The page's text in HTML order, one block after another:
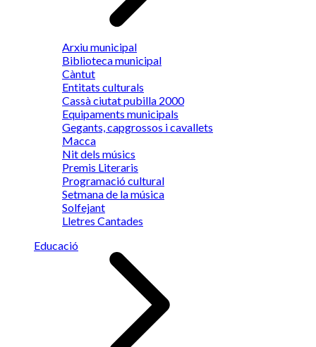
Arxiu municipal
Biblioteca municipal
Càntut
Entitats culturals
Cassà ciutat pubilla 2000
Equipaments municipals
Gegants, capgrossos i cavallets
Macca
Nit dels músics
Premis Literaris
Programació cultural
Setmana de la música
Solfejant
Lletres Cantades
Educació